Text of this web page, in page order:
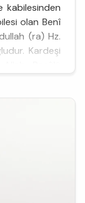
kabilesinden
olan Benî
(ra) Hz.
Kardeşi